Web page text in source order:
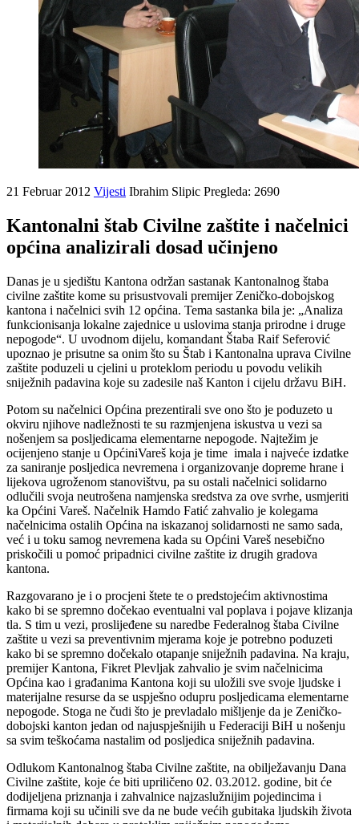
21 Februar 2012 Vijesti Ibrahim Slipic Pregleda: 2690
Kantonalni štab Civilne zaštite i načelnici
općina analizirali dosad učinjeno
Danas je u sjedištu Kantona održan sastanak Kantonalnog štaba
civilne zaštite kome su prisustvovali premijer Zeničko-dobojskog
kantona i načelnici svih 12 općina. Tema sastanka bila je: „Analiza
funkcionisanja lokalne zajednice u uslovima stanja prirodne i druge
nepogode“. U uvodnom dijelu, komandant Štaba Raif Seferović
upoznao je prisutne sa onim što su Štab i Kantonalna uprava Civilne
zaštite poduzeli u cjelini u proteklom periodu u povodu velikih
sniježnih padavina koje su zadesile naš Kanton i cijelu državu BiH.
Potom su načelnici Općina prezentirali sve ono što je poduzeto u
okviru njihove nadležnosti te su razmjenjena iskustva u vezi sa
nošenjem sa posljedicama elementarne nepogode. Najtežim je
ocijenjeno stanje u OpćiniVareš koja je time imala i najveće izdatke
za saniranje posljedica nevremena i organizovanje dopreme hrane i
lijekova ugroženom stanovištvu, pa su ostali načelnici solidarno
odlučili svoja neutrošena namjenska sredstva za ove svrhe, usmjeriti
ka Općini Vareš. Načelnik Hamdo Fatić zahvalio je kolegama
načelnicima ostalih Općina na iskazanoj solidarnosti ne samo sada,
već i u toku samog nevremena kada su Općini Vareš nesebično
priskočili u pomoć pripadnici civilne zaštite iz drugih gradova
kantona.
Razgovarano je i o procjeni štete te o predstojećim aktivnostima
kako bi se spremno dočekao eventualni val poplava i pojave klizanja
tla. S tim u vezi, proslijeđene su naredbe Federalnog štaba Civilne
zaštite u vezi sa preventivnim mjerama koje je potrebno poduzeti
kako bi se spremno dočekalo otapanje sniježnih padavina. Na kraju,
premijer Kantona, Fikret Plevljak zahvalio je svim načelnicima
Općina kao i građanima Kantona koji su uložili sve svoje ljudske i
materijalne resurse da se uspješno odupru posljedicama elementarne
nepogode. Stoga ne čudi što je prevladalo mišljenje da je Zeničko-
dobojski kanton jedan od najuspješnijih u Federaciji BiH u nošenju
sa svim teškoćama nastalim od posljedica sniježnih padavina.
Odlukom Kantonalnog štaba Civilne zaštite, na obilježavanju Dana
Civilne zaštite, koje će biti upriličeno 02. 03.2012. godine, bit će
dodijeljena priznanja i zahvalnice najzaslužnijim pojedincima i
firmama koji su učinili sve da ne bude većih gubitaka ljudskih života